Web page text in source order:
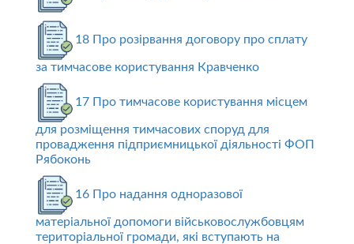
18 Про розірвання договору про сплату
за тимчасове користування Кравченко
17 Про тимчасове користування місцем
для розміщення тимчасових споруд для
провадження підприємницької діяльності ФОП
Рябоконь
16 Про надання одноразової
матеріальної допомоги військовослужбовцям
територіальної громади, які вступають на